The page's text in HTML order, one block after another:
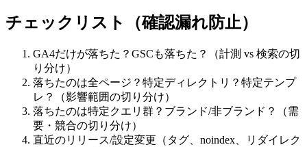
チェックリスト（確認漏れ防止）
GA4だけが落ちた？GSCも落ちた？（計測 vs 検索の切
り分け）
落ちたのは全ページ？特定ディレクトリ？特定テンプ
レ？（影響範囲の切り分け）
落ちたのは特定クエリ群？ブランド/非ブランド？（需
要・競合の切り分け）
直近のリリース/設定変更（タグ、noindex、リダイレク